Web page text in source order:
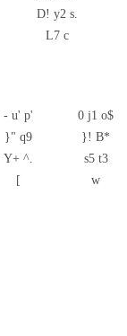
D! y2 s.
L7 c
- u' p'
}" q9
Y+ ^.
[
0 j1 o$
}! B*
s5 t3
w